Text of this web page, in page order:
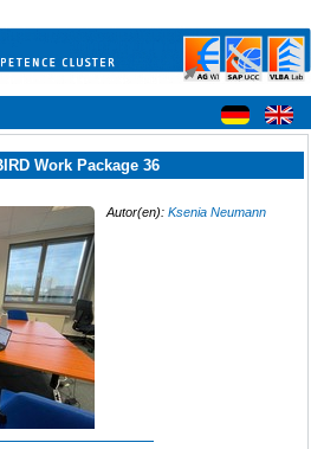
Work Package 36
Autor(en): Ksenia Neumann